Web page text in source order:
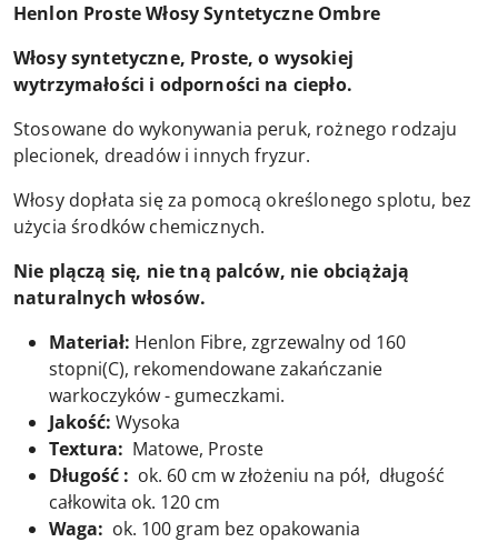
Henlon Proste Włosy Syntetyczne Ombre
Włosy syntetyczne, Proste, o wysokiej
wytrzymałości i odporności na ciepło.
Stosowane do wykonywania peruk, rożnego rodzaju
plecionek, dreadów i innych fryzur.
Włosy dopłata się za pomocą określonego splotu, bez
użycia środków chemicznych.
Nie plączą się, nie tną palców, nie obciążają
naturalnych włosów.
Materiał: Henlon Fibre, zgrzewalny od 160
stopni(C), rekomendowane zakańczanie
warkoczyków - gumeczkami.
Jakość: Wysoka
Textura: Matowe, Proste
Długość : ok. 60 cm w złożeniu na pół, długość
całkowita ok. 120 cm
Waga: ok. 100 gram bez opakowania